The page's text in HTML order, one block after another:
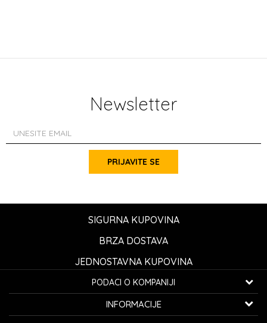
Newsletter
PRIJAVITE SE
SIGURNA KUPOVINA
BRZA DOSTAVA
JEDNOSTAVNA KUPOVINA
PODACI O KOMPANIJI
K...G... Fashion d.o.o.
INFORMACIJE